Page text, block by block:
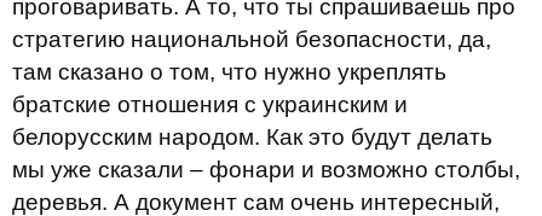
проговаривать. А то, что ты спрашиваешь про
стратегию национальной безопасности, да,
там сказано о том, что нужно укреплять
братские отношения с украинским и
белорусским народом. Как это будут делать
мы уже сказали – фонари и возможно столбы,
деревья. А документ сам очень интересный,